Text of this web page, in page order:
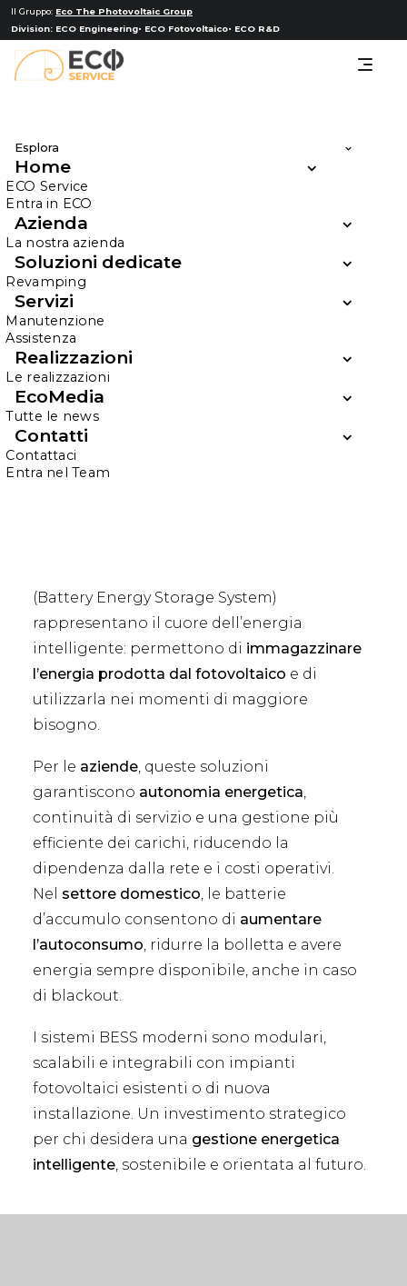
Il Gruppo: Eco The Photovoltaic Group
Division: ECO Engineering ECO Fotovoltaico ECO R&D
Esplora
Home
ECO Service
Entra in ECO
Azienda
La nostra azienda
Soluzioni dedicate
Revamping
Servizi
Manutenzione
Assistenza
Realizzazioni
Le realizzazioni
EcoMedia
Tutte le news
Contatti
Contattaci
Entra nel Team
Batterie
d’Accumulo e
Soluzioni BESS
Con le soluzioni di accumulo energetico,
l’energia solare è sempre disponibile quando
serve.
HOME BATTERIE D’ACCUMULO E SOLUZIONI BESS
Batterie d’Accumulo
(Battery Energy Storage System)
rappresentano il cuore dell’energia
intelligente: permettono di immagazzinare
l’energia prodotta dal fotovoltaico e di
utilizzarla nei momenti di maggiore
bisogno.
Per le aziende, queste soluzioni
garantiscono autonomia energetica,
continuità di servizio e una gestione più
efficiente dei carichi, riducendo la
dipendenza dalla rete e i costi operativi.
Nel settore domestico, le batterie
d’accumulo consentono di aumentare
l’autoconsumo, ridurre la bolletta e avere
energia sempre disponibile, anche in caso
di blackout.
I sistemi BESS moderni sono modulari,
scalabili e integrabili con impianti
fotovoltaici esistenti o di nuova
installazione. Un investimento strategico
per chi desidera una gestione energetica
intelligente, sostenibile e orientata al futuro.